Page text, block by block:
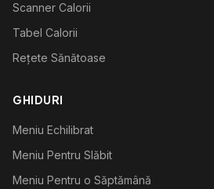
Scanner Calorii
Tabel Calorii
Rețete Sănătoase
GHIDURI
Meniu Echilibrat
Meniu Pentru Slăbit
Meniu Pentru o Săptămână